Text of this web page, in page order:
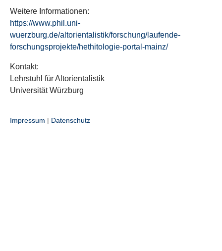
Weitere Informationen:
https://www.phil.uni-
wuerzburg.de/altorientalistik/forschung/laufende-
forschungsprojekte/hethitologie-portal-mainz/
Kontakt:
Lehrstuhl für Altorientalistik
Universität Würzburg
Impressum | Datenschutz